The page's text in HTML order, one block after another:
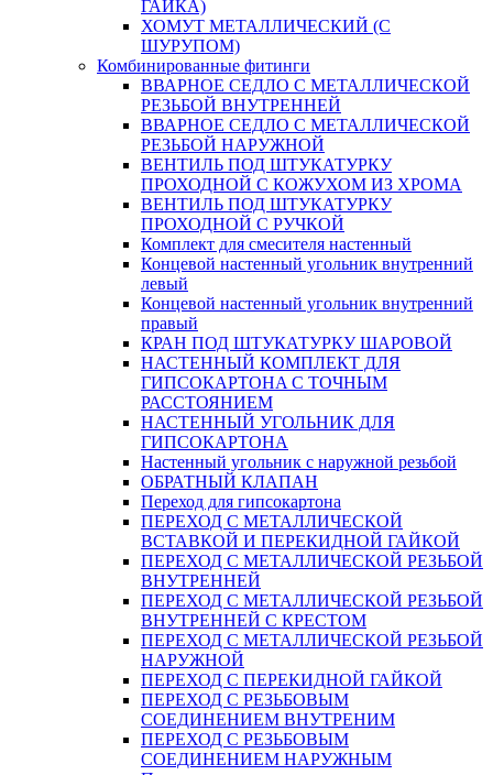
ГАЙКА)
ХОМУТ МЕТАЛЛИЧЕСКИЙ (С
ШУРУПОМ)
Комбинированные фитинги
ВВАРНОЕ СЕДЛО С МЕТАЛЛИЧЕСКОЙ
РЕЗЬБОЙ ВНУТРЕННЕЙ
ВВАРНОЕ СЕДЛО С МЕТАЛЛИЧЕСКОЙ
РЕЗЬБОЙ НАРУЖНОЙ
ВЕНТИЛЬ ПОД ШТУКАТУРКУ
ПРОХОДНОЙ С КОЖУХОМ ИЗ ХРОМА
ВЕНТИЛЬ ПОД ШТУКАТУРКУ
ПРОХОДНОЙ С РУЧКОЙ
Комплект для смесителя настенный
Концевой настенный угольник внутренний
левый
Концевой настенный угольник внутренний
правый
КРАН ПОД ШТУКАТУРКУ ШАРОВОЙ
НАСТЕННЫЙ КОМПЛЕКТ ДЛЯ
ГИПСОКАРТОНA С ТОЧНЫМ
РАССТОЯНИЕМ
НАСТЕННЫЙ УГОЛЬНИК ДЛЯ
ГИПСОКАРТОНА
Настенный угольник с наружной резьбой
ОБРАТНЫЙ КЛАПАН
Переход для гипсокартона
ПЕРЕХОД С МЕТАЛЛИЧЕСКОЙ
ВСТАВКОЙ И ПЕРЕКИДНОЙ ГАЙКОЙ
ПЕРЕХОД С МЕТАЛЛИЧЕСКОЙ РЕЗЬБОЙ
ВНУТРЕННЕЙ
ПЕРЕХОД С МЕТАЛЛИЧЕСКОЙ РЕЗЬБОЙ
ВНУТРЕННЕЙ С КРЕСТОМ
ПЕРЕХОД С МЕТАЛЛИЧЕСКОЙ РЕЗЬБОЙ
НАРУЖНОЙ
ПЕРЕХОД С ПЕРЕКИДНОЙ ГАЙКОЙ
ПЕРЕХОД С РЕЗЬБОВЫМ
СОЕДИНЕНИЕМ ВНУТРЕНИМ
ПЕРЕХОД С РЕЗЬБОВЫМ
СОЕДИНЕНИЕМ НАРУЖНЫМ